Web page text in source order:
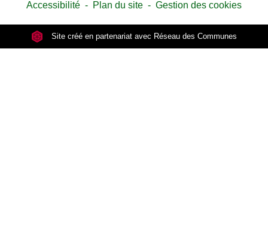
Accessibilité - Plan du site - Gestion des cookies
Site créé en partenariat avec Réseau des Communes